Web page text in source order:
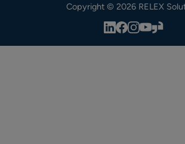
Copyright © 2026 RELEX